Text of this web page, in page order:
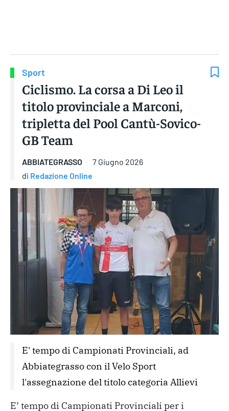
Sport
Ciclismo. La corsa a Di Leo il
titolo provinciale a Marconi,
tripletta del Pool Cantù-Sovico-
GB Team
ABBIATEGRASSO
7 Giugno 2026
di Redazione Online
E' tempo di Campionati Provinciali, ad
Abbiategrasso con il Velo Sport
l'assegnazione del titolo categoria Allievi
E’ tempo di Campionati Provinciali per i